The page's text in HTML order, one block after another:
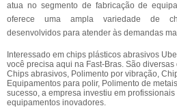
atua no segmento de fabricação de
oferece uma ampla variedade de
desenvolvidos para atender às demandas
Interessado em chips plásticos abrasivos
você precisa aqui na Fast-Bras. São
Chips abrasivos, Polimento por vibração,
Equipamentos para polir, Polimento de
sucesso, a empresa investiu em
equipamentos inovadores.